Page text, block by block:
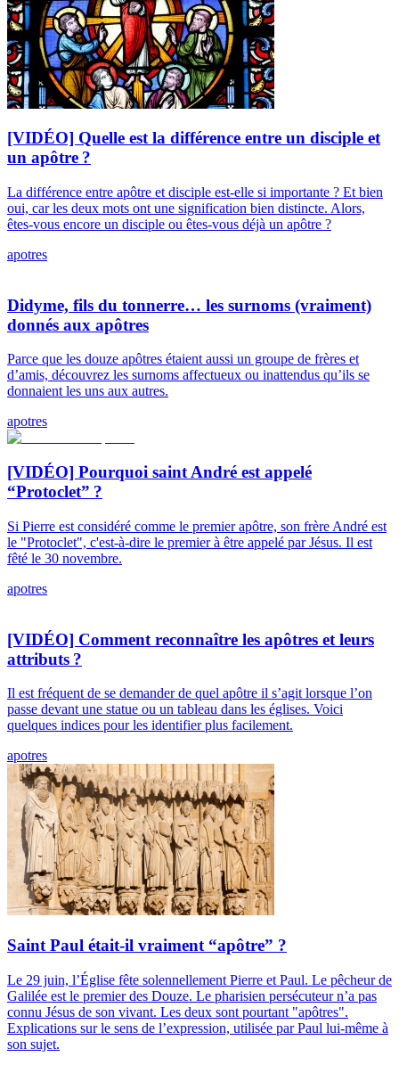
[VIDÉO] Quelle est la différence entre un disciple et
un apôtre ?
La différence entre apôtre et disciple est-elle si importante ? Et bien
oui, car les deux mots ont une signification bien distincte. Alors,
êtes-vous encore un disciple ou êtes-vous déjà un apôtre ?
apotres
Didyme, fils du tonnerre… les surnoms (vraiment)
donnés aux apôtres
Parce que les douze apôtres étaient aussi un groupe de frères et
d’amis, découvrez les surnoms affectueux ou inattendus qu’ils se
donnaient les uns aux autres.
apotres
[VIDÉO] Pourquoi saint André est appelé
“Protoclet” ?
Si Pierre est considéré comme le premier apôtre, son frère André est
le "Protoclet", c'est-à-dire le premier à être appelé par Jésus. Il est
fêté le 30 novembre.
apotres
[VIDÉO] Comment reconnaître les apôtres et leurs
attributs ?
Il est fréquent de se demander de quel apôtre il s’agit lorsque l’on
passe devant une statue ou un tableau dans les églises. Voici
quelques indices pour les identifier plus facilement.
apotres
Saint Paul était-il vraiment “apôtre” ?
Le 29 juin, l’Église fête solennellement Pierre et Paul. Le pêcheur de
Galilée est le premier des Douze. Le pharisien persécuteur n’a pas
connu Jésus de son vivant. Les deux sont pourtant "apôtres".
Explications sur le sens de l’expression, utilisée par Paul lui-même à
son sujet.